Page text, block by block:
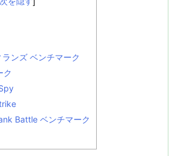
ンズ ベンチマーク
ク
Battle ベンチマーク